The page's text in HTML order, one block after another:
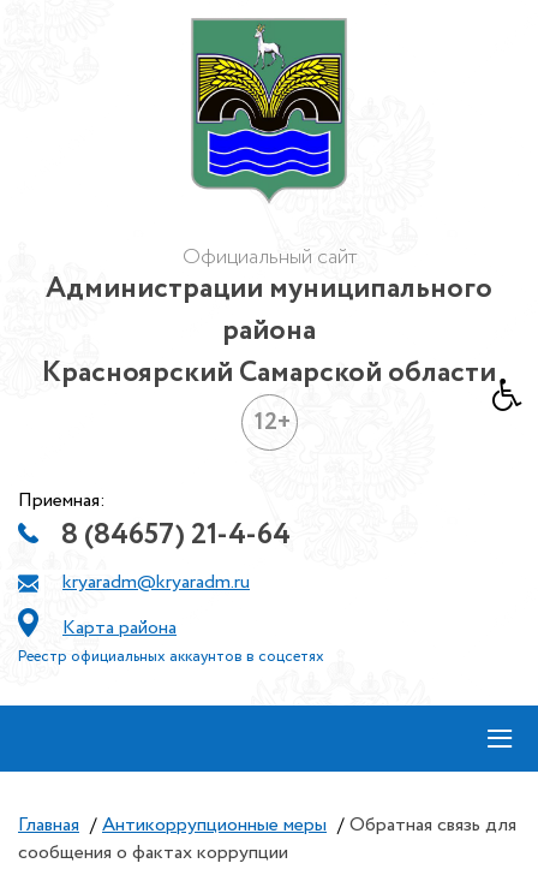
Официальный сайт
Администрации муниципального
района
Красноярский Самарской области
12+
Приемная:
8 (84657) 21-4-64
kryaradm@kryaradm.ru
Карта района
Реестр официальных аккаунтов в соцсетях
≡
Главная / Антикоррупционные меры / Обратная связь для
сообщения о фактах коррупции